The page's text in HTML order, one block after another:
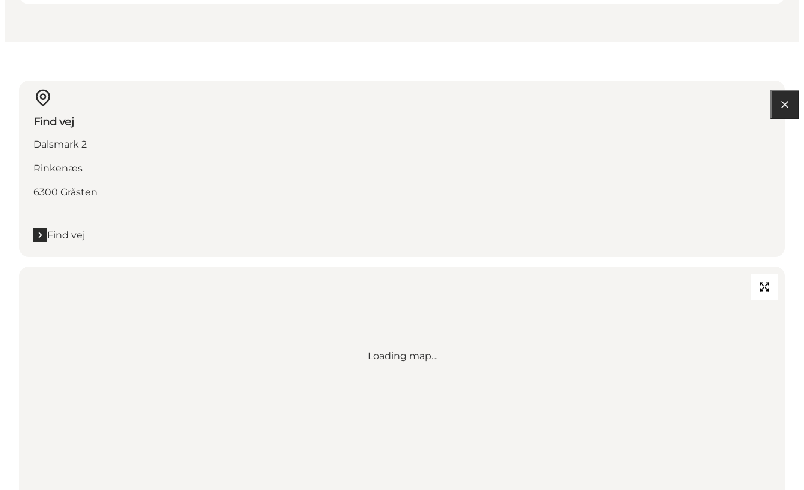
Find vej
Dalsmark 2
Rinkenæs
6300 Gråsten
Find vej
Loading map...